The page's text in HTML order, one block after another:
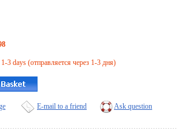
3 days (отправляется через 1-3 дня)
E-mail to a friend Ask question